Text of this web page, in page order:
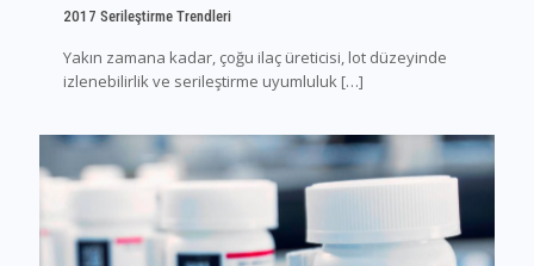
2017 Serileştirme Trendleri
Yakın zamana kadar, çoğu ilaç üreticisi, lot düzeyinde
izlenebilirlik ve serileştirme uyumluluk […]